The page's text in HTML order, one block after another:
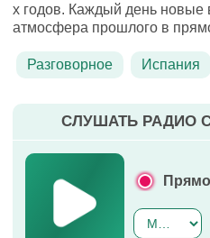
х годов. Каждый день новые
атмосфера прошлого в
Разговорное Испания
СЛУШАТЬ РАДИО